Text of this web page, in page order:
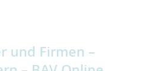
und Firmen –